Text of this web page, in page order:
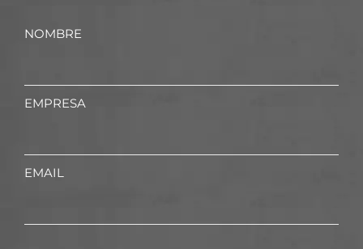
NOMBRE
EMPRESA
EMAIL